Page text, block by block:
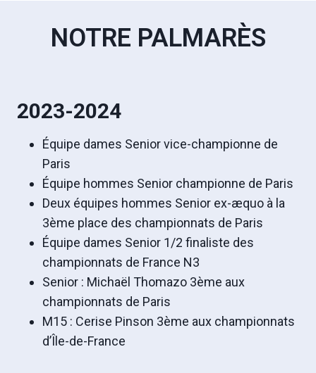
NOTRE PALMARÈS
2023-2024
Équipe dames Senior vice-championne de
Paris
Équipe hommes Senior championne de Paris
Deux équipes hommes Senior ex-æquo à la
3ème place des championnats de Paris
Équipe dames Senior 1/2 finaliste des
championnats de France N3
Senior : Michaël Thomazo 3ème aux
championnats de Paris
M15 : Cerise Pinson 3ème aux championnats
d’Île-de-France